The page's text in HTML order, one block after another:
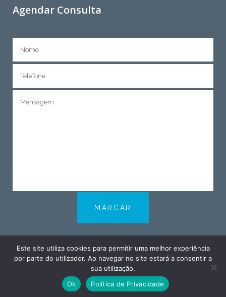
Agendar Consulta
Dr Armandino Alves – Centro de Ortodontia © 2019.
Todos os direitos reservados. BySinopse
Este site utiliza cookies para permitir uma melhor experiência
por parte do utilizador. Ao navegar no site estará a consentir a
sua utilização.
Ok
Política de Privacidade